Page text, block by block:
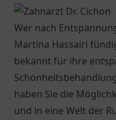
Wer nach
Martina Hassairi
bekannt für ihre
haben Sie die
und in eine Welt der